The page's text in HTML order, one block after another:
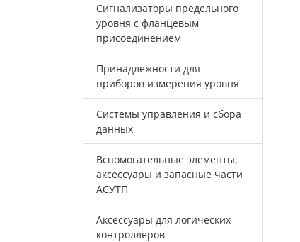
Сигнализаторы предельного
уровня с фланцевым
присоединением
Принадлежности для
приборов измерения уровня
Системы управления и сбора
данных
Вспомогательные элементы,
аксессуары и запасные части
АСУТП
Аксессуары для логических
контроллеров